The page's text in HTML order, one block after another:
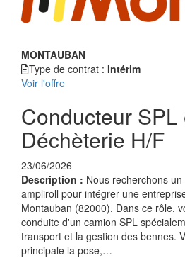
MONTAUBAN
Type de contrat : Intérim
Voir l'offre
Conducteur
Déchèterie H/F
23/06/2026
Description : Nous recherchons
ampliroll pour intégrer une
Montauban (82000). Dans ce rôle,
conduite d'un camion SPL
transport et la gestion des bennes.
principale la pose,…